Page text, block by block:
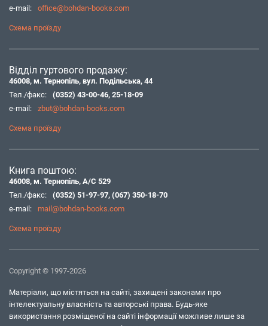
e-mail:
office@bohdan-books.com
Схема проїзду
Відділ гуртового продажу:
46008, м. Тернопіль, вул. Подільська, 44
Тел./факс:
(0352) 43-00-46, 25-18-09
e-mail:
zbut@bohdan-books.com
Схема проїзду
Книга поштою:
46008, м. Тернопіль, А/С 529
Тел./факс:
(0352) 51-97-97, (067) 350-18-70
e-mail:
mail@bohdan-books.com
Схема проїзду
Copyright © 1997-2026
Матеріали, що містяться на сайті, захищені законами про
інтелектуальну власність та авторські права. Будь-яке
використання розміщеної на сайті інформації можливе лише за